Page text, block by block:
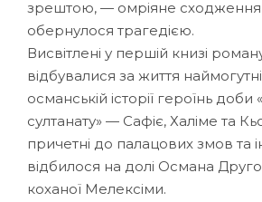
зрештою, — омріяне сходження
обернулося трагедією.
Висвітлені у першій книзі
відбувалися за життя
османській історії героїнь доби
султанату» — Сафіє, Халіме та
причетні до палацових змов та
відбилося на долі Османа
коханої Мелексіми.